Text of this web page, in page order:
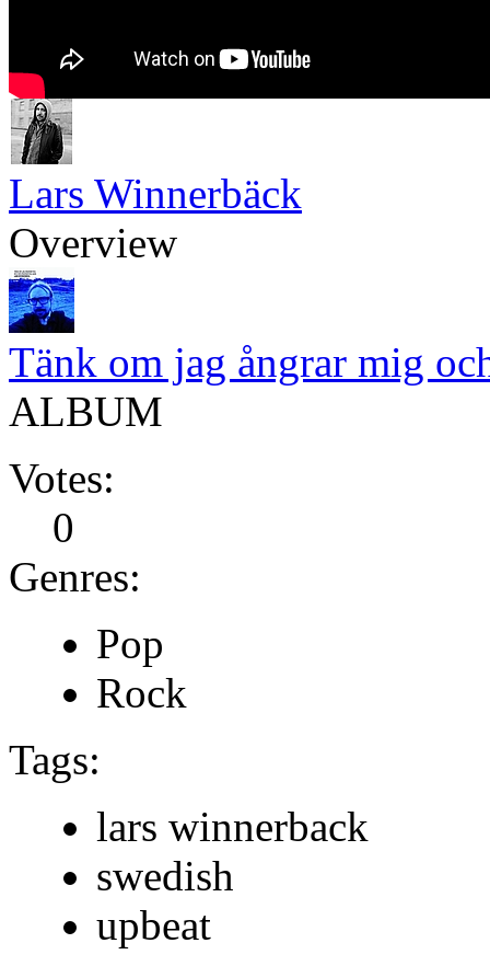
Lars Winnerbäck
Overview
Tänk om jag ångrar mig
ALBUM
Votes:
0
Genres:
Pop
Rock
Tags:
lars winnerback
swedish
upbeat